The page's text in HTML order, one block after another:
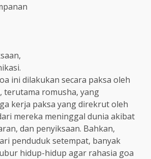
ini dilakukan secara paksa oleh
terutama romusha, yang
kerja paksa yang direkrut oleh
mereka meninggal dunia akibat
dan penyiksaan. Bahkan,
penduduk setempat, banyak
hidup-hidup agar rahasia goa